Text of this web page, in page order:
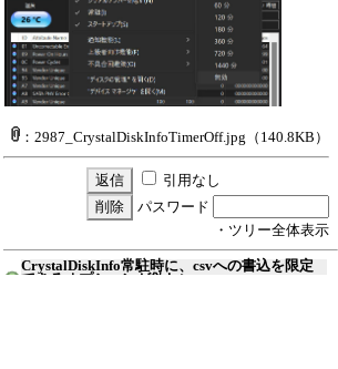
：2987_CrystalDiskInfoTimerOff.jpg （140.8KB）
引用なし
パスワード
・ツリー全体表示
CrystalDiskInfo常駐時に、csvへの書込を限定
できるオプションが欲しい